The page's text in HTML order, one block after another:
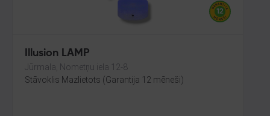
Illusion LAMP
Jūrmala, Nometņu iela 12-8
Stāvoklis Mazlietots (Garantija 12 mēneši)